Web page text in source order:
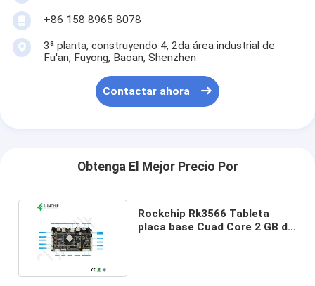
+86 158 8965 8078
3ª planta, construyendo 4, 2da área industrial de
Fu'an, Fuyong, Baoan, Shenzhen
Contactar ahora
Obtenga El Mejor Precio Por
Rockchip Rk3566 Tableta
placa base Cuad Core 2 GB de